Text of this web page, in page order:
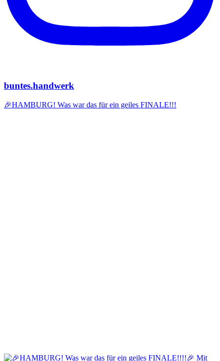
buntes.handwerk
🎉HAMBURG! Was war das für ein geiles FINALE!!!